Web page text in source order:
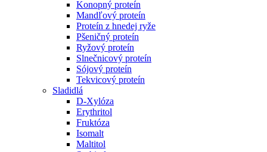
Konopný proteín
Mandľový proteín
Proteín z hnedej ryže
Pšeničný proteín
Ryžový proteín
Slnečnicový proteín
Sójový proteín
Tekvicový proteín
Sladidlá
D-Xylóza
Erythritol
Fruktóza
Isomalt
Maltitol